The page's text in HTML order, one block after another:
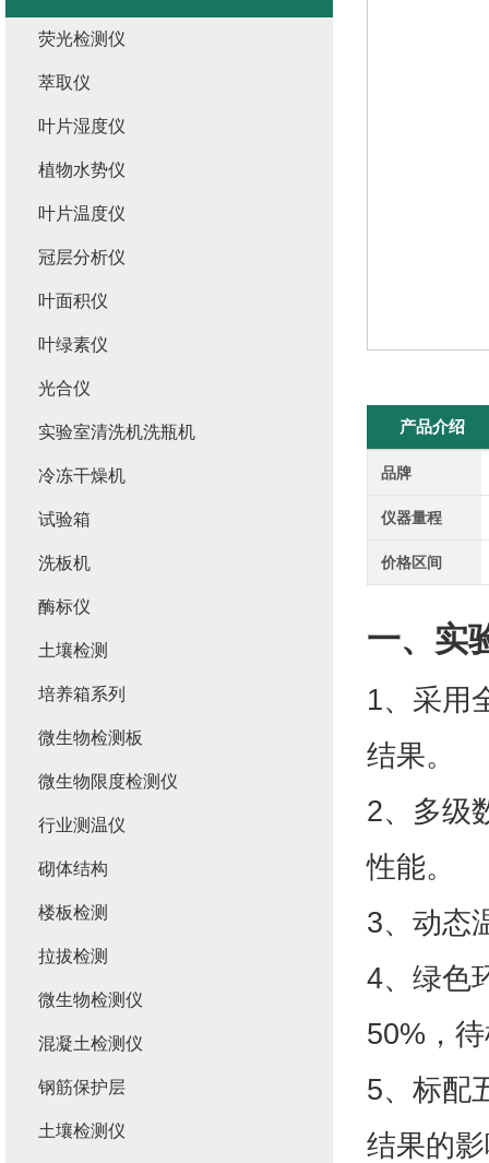
产品介绍
品牌
仪器量程
价格区间
一、 实
1、采用
结果。
2、多级
性能。
3、动态
4、绿色
50%，
5、标配
结果的
荧光检测仪
萃取仪
叶片湿度仪
植物水势仪
叶片温度仪
冠层分析仪
叶面积仪
叶绿素仪
光合仪
实验室清洗机洗瓶机
冷冻干燥机
试验箱
洗板机
酶标仪
土壤检测
培养箱系列
微生物检测板
微生物限度检测仪
行业测温仪
砌体结构
楼板检测
拉拔检测
微生物检测仪
混凝土检测仪
钢筋保护层
土壤检测仪